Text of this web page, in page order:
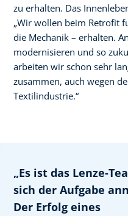
zu erhalten. Das
„Wir wollen beim Retrofit
die Mechanik – erhalten.
modernisieren und so
arbeiten wir schon sehr
zusammen, auch wegen
Textilindustrie.“
„Es ist das Lenze-
sich der Aufgabe
Der Erfolg eines